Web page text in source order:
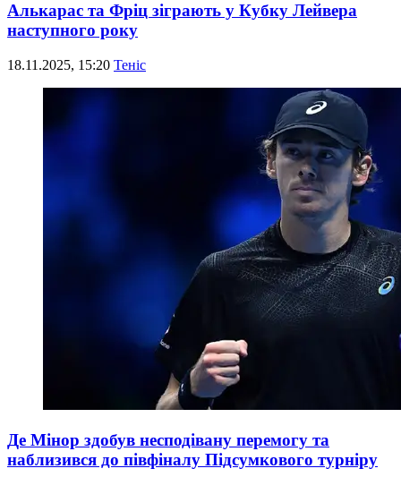
Алькарас та Фріц зіграють у Кубку Лейвера
наступного року
18.11.2025, 15:20 Теніс
Де Мінор здобув несподівану перемогу та
наблизився до півфіналу Підсумкового турніру